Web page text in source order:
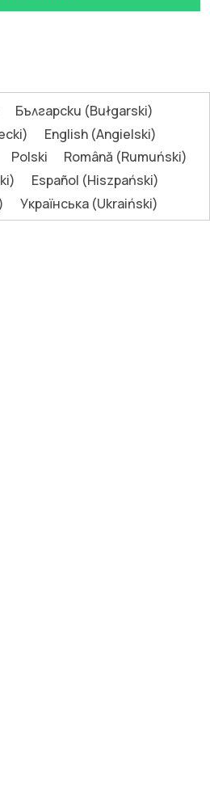
Български (Bułgarski)
) English(Angielski)
Polski Română (Rumuński)
) Español (Hiszpański)
Українська(Ukraiński)